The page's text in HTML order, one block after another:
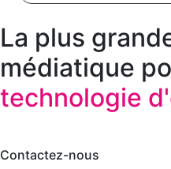
La plus
médiatique
technologie
Contactez-nous